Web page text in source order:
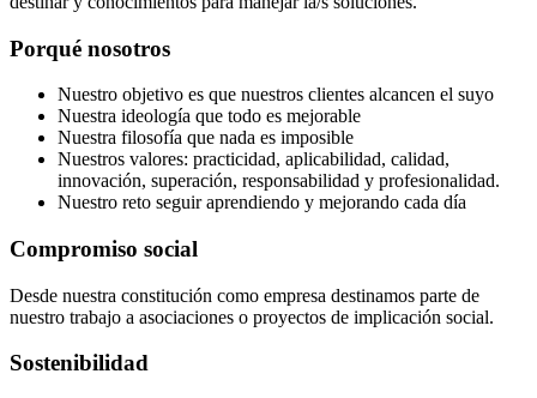
Porqué nosotros
Nuestro objetivo es que nuestros clientes alcancen el suyo
Nuestra ideología que todo es mejorable
Nuestra filosofía que nada es imposible
Nuestros valores: practicidad, aplicabilidad, calidad,
innovación, superación, responsabilidad y profesionalidad.
Nuestro reto seguir aprendiendo y mejorando cada día
Compromiso social
Desde nuestra constitución como empresa destinamos parte de
nuestro trabajo a asociaciones o proyectos de implicación social.
Sostenibilidad